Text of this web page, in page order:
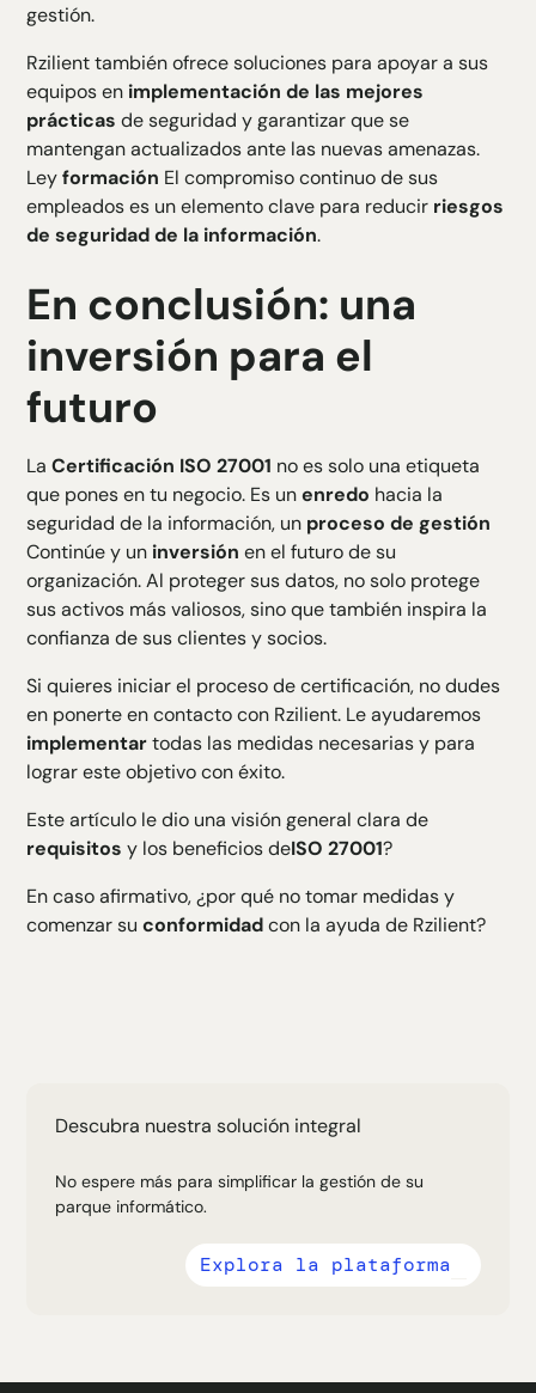
Descubra nuestra solución integral
No espere más para simplificar la gestión de su
parque informático.
Explora la plataforma
gestión.
Rzilient también ofrece soluciones para apoyar a sus
equipos en implementación de las mejores
prácticas de seguridad y garantizar que se
mantengan actualizados ante las nuevas amenazas.
Leyformación El compromiso continuo de sus
empleados es un elemento clave para reducir riesgos
de seguridad de la información.
En conclusión: una
inversión para el
futuro
LaCertificación ISO 27001 no es solo una etiqueta
que pones en tu negocio. Es unenredo hacia la
seguridad de la información, un proceso de gestión
Continúe y un inversión en el futuro de su
organización. Al proteger sus datos, no solo protege
sus activos más valiosos, sino que también inspira la
confianza de sus clientes y socios.
Si quieres iniciar el proceso de certificación, no dudes
en ponerte en contacto con Rzilient. Le ayudaremos
implementartodas las medidas necesarias y para
lograr este objetivo con éxito.
Este artículo le dio una visión general clara de
requisitos y los beneficios deISO 27001?
En caso afirmativo, ¿por qué no tomar medidas y
comenzar suconformidadcon la ayuda de Rzilient?